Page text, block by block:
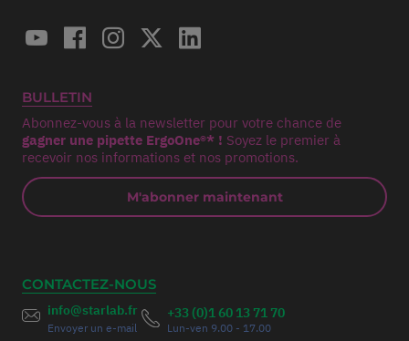
BULLETIN
Abonnez-vous à la newsletter pour votre chance de
gagner une pipette ErgoOne®* ! Soyez le premier à
recevoir nos informations et nos promotions.
M'abonner maintenant
CONTACTEZ-NOUS
info@starlab.fr
Envoyer un e-mail
+33 (0)1 60 13 71 70
Lun-ven 9.00 - 17.00